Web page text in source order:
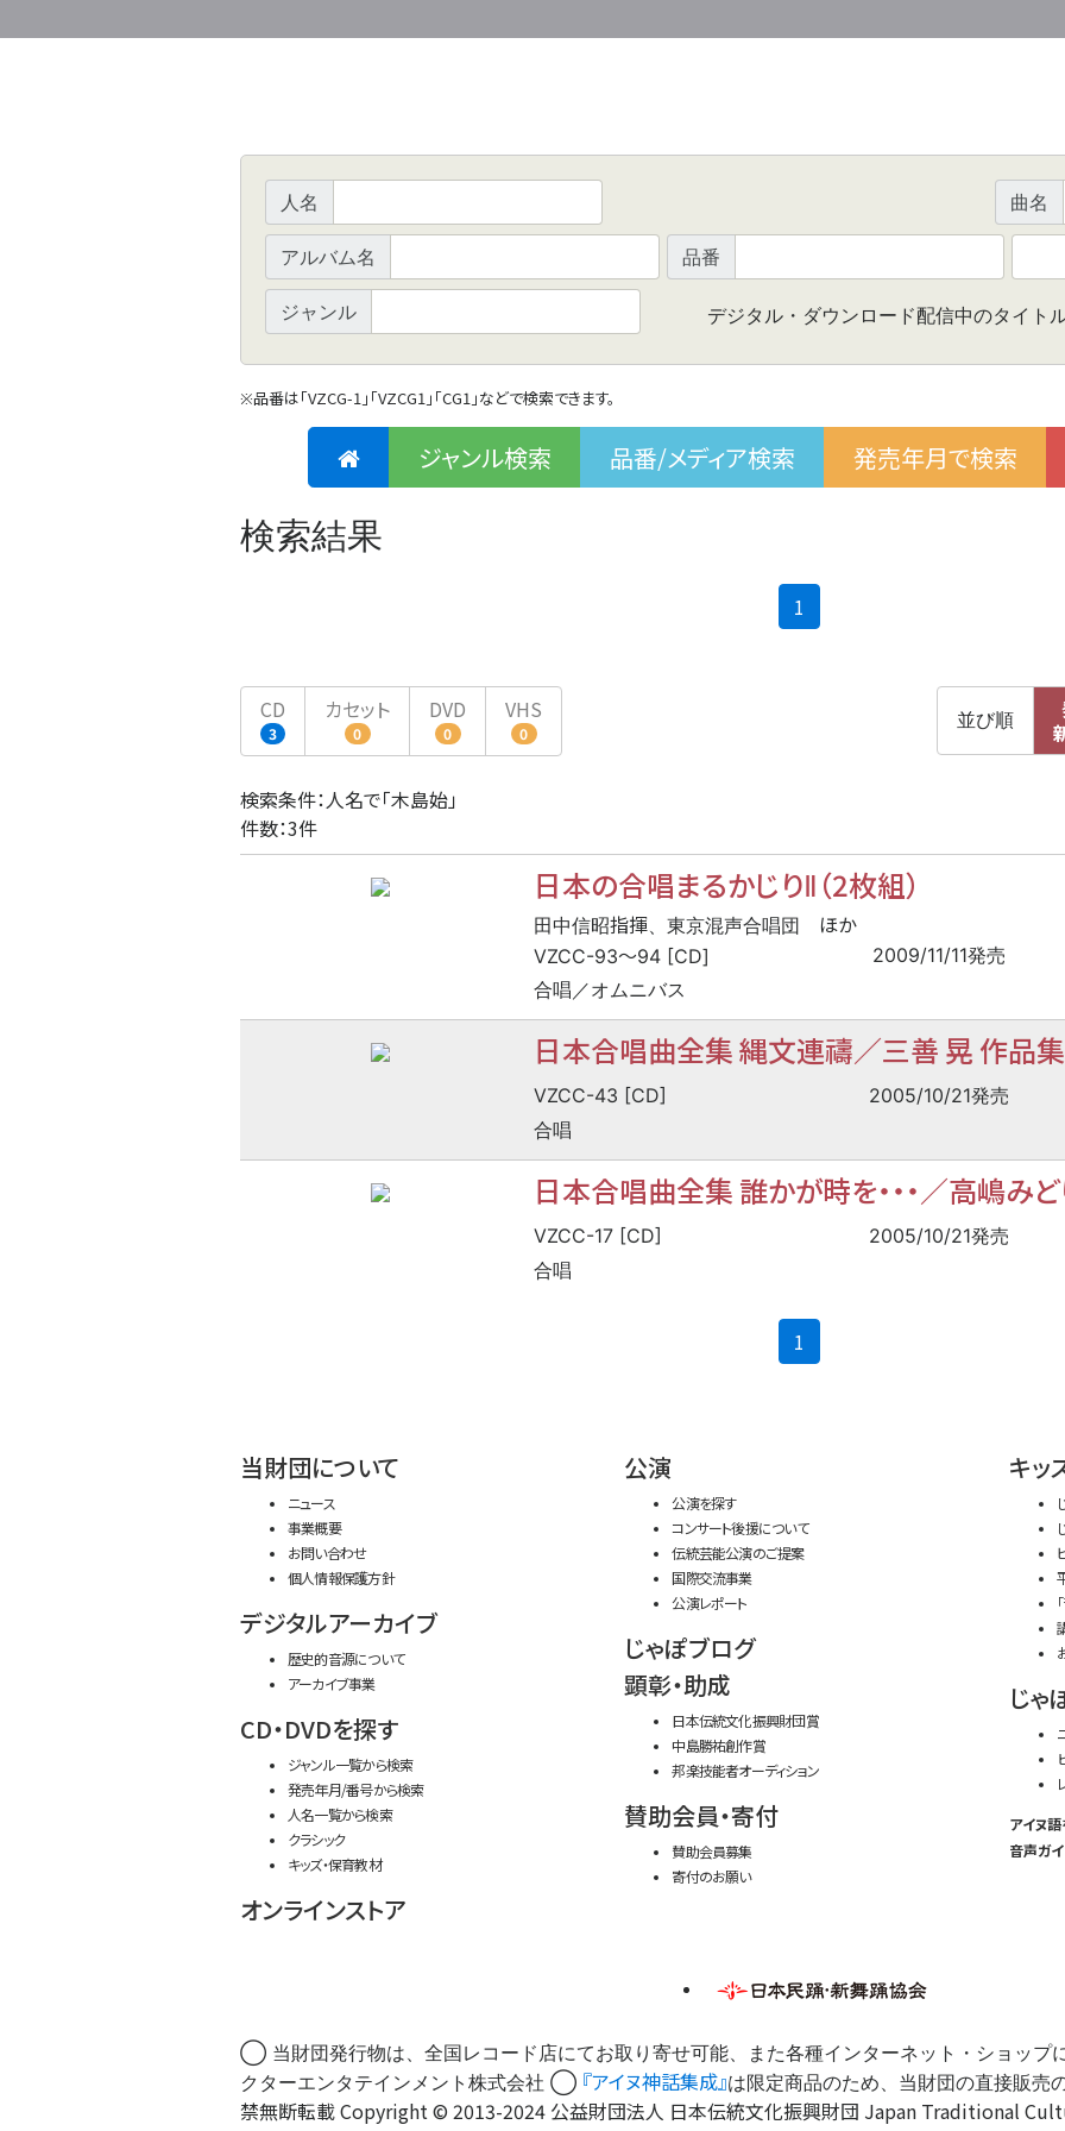
人名 曲名
アルバム名 品番
ジャンル デジタル・ダウンロード配信中のタイト
※品番は「VZCG-1」「VZCG1」「CG1」などで検索できます。
ジャンル検索 品番/メディア検索 発売年月で検索
検索結果
1
CD
3
カセット
0
DVD
0
VHS
0
並び順
検索条件：人名で「木島始」
件数：3件
日本の合唱まるかじりⅡ（2枚組）
田中信昭指揮、東京混声合唱団 ほか
VZCC-93〜94 [CD]
2009/11/11発売
合唱／オムニバス
日本合唱曲全集 縄文連禱／三善 晃 作品
VZCC-43 [CD]
2005/10/21発売
合唱
日本合唱曲全集 誰かが時を・・・／高嶋み
VZCC-17 [CD]
2005/10/21発売
合唱
1
当財団について
ニュース
事業概要
お問い合わせ
個人情報保護方針
デジタルアーカイブ
歴史的音源について
アーカイブ事業
CD・DVDを探す
ジャンル一覧から検索
発売年月/番号から検索
人名一覧から検索
クラシック
キッズ・保育教材
オンラインストア
公演
公演を探す
コンサート後援について
伝統芸能公演のご提案
国際交流事業
公演レポート
じゃぽブログ
顕彰・助成
日本伝統文化振興財団賞
中島勝祐創作賞
邦楽技能者オーディション
賛助会員・寄付
賛助会員募集
寄付のお願い
キッ
じゃ
アイヌ
音声ガイ
◯ 当財団発行物は、全国レコード店にてお取り寄せ可能、また各種インターネット・ショッ
クターエンタテインメント株式会社 ◯ 『アイヌ神話集成』は限定商品のため、当財団の直接販売
禁無断転載 Copyright © 2013-2024 公益財団法人 日本伝統文化振興財団 Japan Traditional